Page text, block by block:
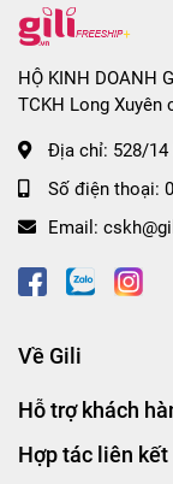
HỘ KINH DOANH
TCKH Long Xuyên
Địa chỉ: 528/14
Số điện thoại:
Email:
Về Gili
Hỗ trợ khách
Hợp tác liên kết